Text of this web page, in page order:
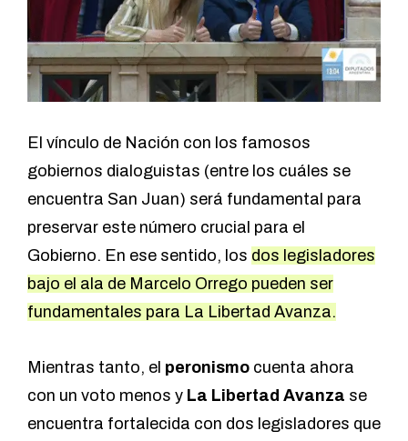
El vínculo de Nación con los famosos
gobiernos dialoguistas (entre los cuáles se
encuentra San Juan) será fundamental para
preservar este número crucial para el
Gobierno. En ese sentido, los dos legisladores
bajo el ala de Marcelo Orrego pueden ser
fundamentales para La Libertad Avanza.
Mientras tanto, el peronismo cuenta ahora
con un voto menos y La Libertad Avanza se
encuentra fortalecida con dos legisladores que